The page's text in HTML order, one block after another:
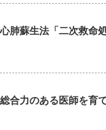
心肺蘇生法「二次救命
総合力のある医師を育